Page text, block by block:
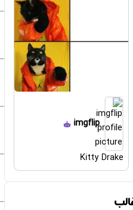
imgflip
Kitty Drake